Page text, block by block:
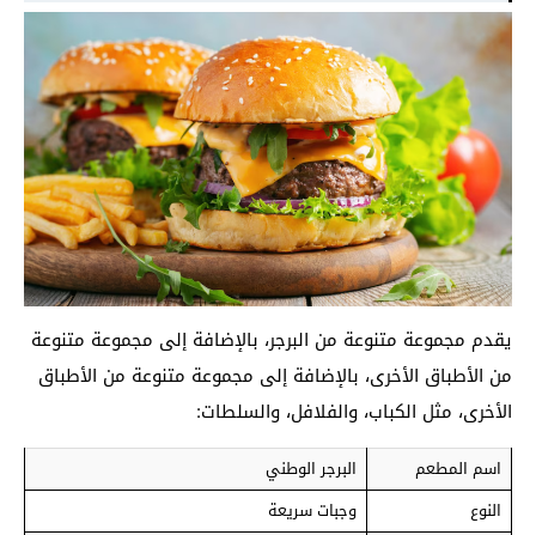
يقدم مجموعة متنوعة من البرجر، بالإضافة إلى مجموعة متنوعة
من الأطباق الأخرى، بالإضافة إلى مجموعة متنوعة من الأطباق
الأخرى، مثل الكباب، والفلافل، والسلطات:
اسم المطعم
البرجر الوطني
النوع
وجبات سريعة